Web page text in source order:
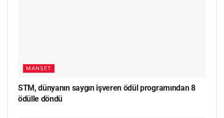
MANŞET
STM, dünyanın saygın işveren ödül programından 8
ödülle döndü